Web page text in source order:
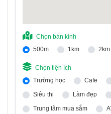
Chọn bán kính
500m
1km 2km
Chọn tiện ích
Trường học
Cafe
Siêu thị
Làm đẹp
Trung tâm mua sắm